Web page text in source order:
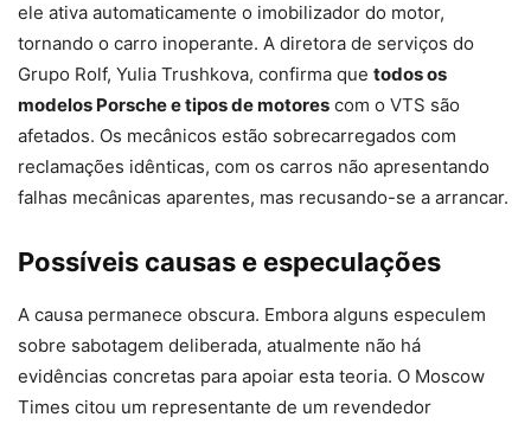
ele ativa automaticamente o imobilizador do motor,
tornando o carro inoperante. A diretora de serviços do
Grupo Rolf, Yulia Trushkova, confirma que todos os
modelos Porsche e tipos de motores com o VTS são
afetados. Os mecânicos estão sobrecarregados com
reclamações idênticas, com os carros não apresentando
falhas mecânicas aparentes, mas recusando-se a arrancar.
Possíveis causas e especulações
A causa permanece obscura. Embora alguns especulem
sobre sabotagem deliberada, atualmente não há
evidências concretas para apoiar esta teoria. O Moscow
Times citou um representante de um revendedor